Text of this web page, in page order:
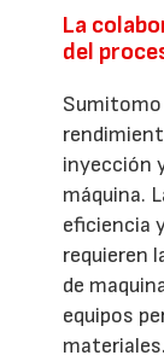
La
del
Sumitomo
inyección
máquina.
eficiencia
requieren
de
equipos
materiales.